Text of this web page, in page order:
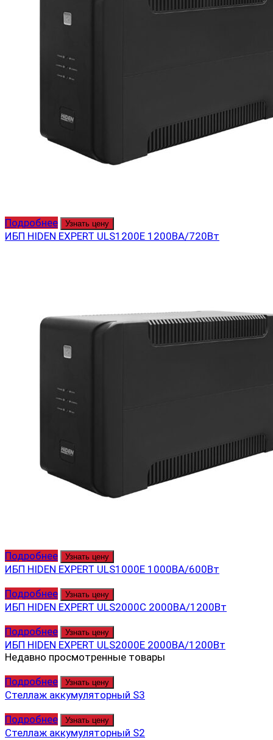
Подробнее Узнать цену
ИБП HIDEN EXPERT ULS1200E 1200ВА/720Вт
Подробнее Узнать цену
ИБП HIDEN EXPERT ULS1000E 1000ВА/600Вт
Подробнее
Узнать цену
ИБП HIDEN EXPERT ULS2000C 2000ВА/1200Вт
Подробнее
Узнать цену
ИБП HIDEN EXPERT ULS2000E 2000ВА/1200Вт
Недавно просмотренные товары
Подробнее
Узнать цену
Стеллаж аккумуляторный S3
Подробнее
Узнать цену
Стеллаж аккумуляторный S2